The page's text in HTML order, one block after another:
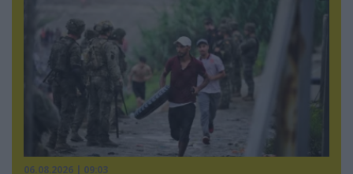
06.08.2026 | 09:03